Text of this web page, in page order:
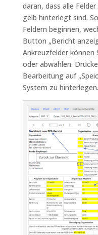
daran, dass alle
gelb hinterlegt sind.
Feldern beginnen,
Button „Bericht
Ankreuzfelder können
oder abwählen.
Bearbeitung auf
System zu hinterlegen.